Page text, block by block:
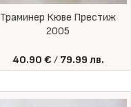
Траминер Кюве Престиж
2005
40.90 € 79.99 лв.